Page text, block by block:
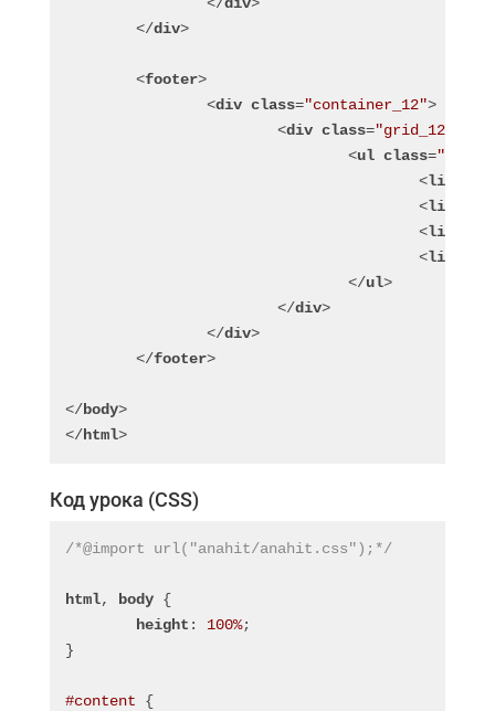
</div>
<footer>
<div class="container_12">
<div class="grid_12"
<ul class=
<li>
<li>
<li>
<li>
</ul>
</div>
</div>
</footer>
</body>
</html>
Код урока (CSS)
/*@import url("anahit/anahit.css");*/
html, body {
height : 100%;
}
#content {